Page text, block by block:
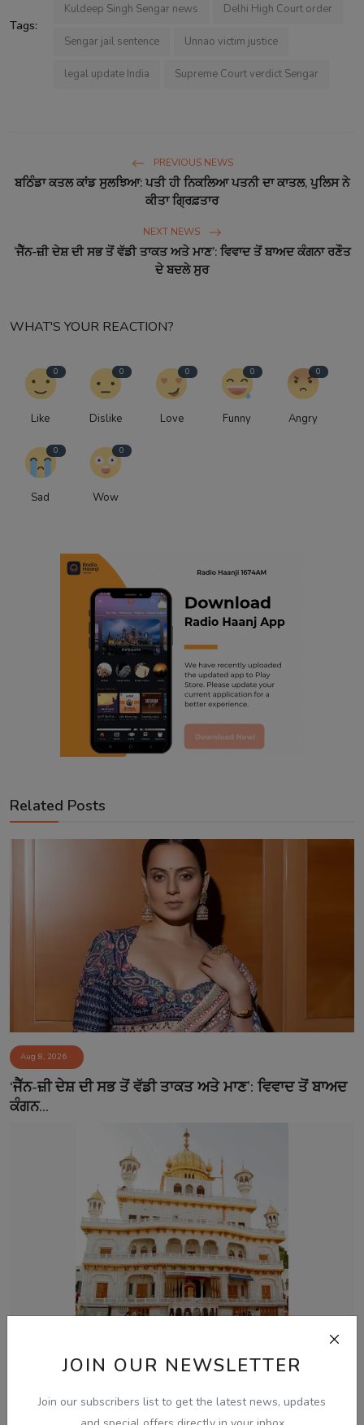
JOIN OUR NEWSLETTER
Join our subscribers list to get the latest news, updates
Tags:
Kuldeep Singh Sengar news Delhi High Court order
Sengar jail sentence Unnao victim justice
legal update India Supreme Court verdict Sengar
PREVIOUS NEWS
ਬਠਿੰਡਾ ਕਤਲ ਕਾਂਡ ਸੁਲਝਿਆ: ਪਤੀ ਹੀ ਨਿਕਲਿਆ ਪਤਨੀ ਦਾ ਕਾਤਲ, ਪੁਲਿਸ ਨੇ
ਕੀਤਾ ਗ੍ਰਿਫ਼ਤਾਰ
NEXT NEWS
‘ਜੈੱਨ-ਜ਼ੀ ਦੇਸ਼ ਦੀ ਸਭ ਤੋਂ ਵੱਡੀ ਤਾਕਤ ਅਤੇ ਮਾਣ’: ਵਿਵਾਦ ਤੋਂ ਬਾਅਦ ਕੰਗਨਾ ਰਣੌਤ
ਦੇ ਬਦਲੇ ਸੁਰ
WHAT'S YOUR REACTION?
0
Like
0
Dislike
0
Love
0
Funny
0
Angry
0
Sad
0
Wow
Related Posts
Aug 8, 2026
‘ਜੈੱਨ-ਜ਼ੀ ਦੇਸ਼ ਦੀ ਸਭ ਤੋਂ ਵੱਡੀ ਤਾਕਤ ਅਤੇ ਮਾਣ’: ਵਿਵਾਦ ਤੋਂ ਬਾਅਦ
ਕੰਗਨ...
ਅਕਾਲ ਤਖ਼ਤ ਵੱਲੋਂ ਬਣਾਏ ਪੈਨਲ ਨੇ ਪੰਜਾਬ ਸਰਕਾਰ ਨਾਲ ਅੱਗੇ